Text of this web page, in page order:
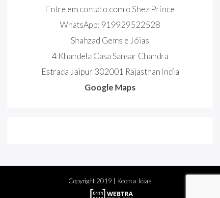
Entre em contato com o Shez Prince
WhatsApp: 919929522528
Shahzad Gems e Jóias
4 Khandela Casa Sansar Chandra
Estrada Jaipur 302001 Rajasthan India
Google Maps
Copyright 2019 | Keoma Jóias